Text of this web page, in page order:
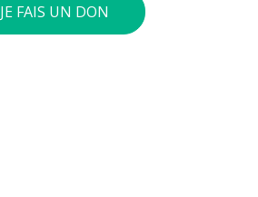
JE FAIS UN DON